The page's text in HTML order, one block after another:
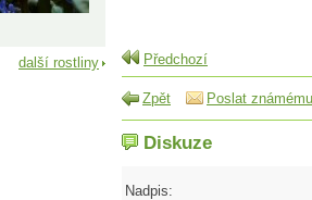
Předchozí
Zpět Poslat známému
Diskuze
Nadpis:
další rostliny